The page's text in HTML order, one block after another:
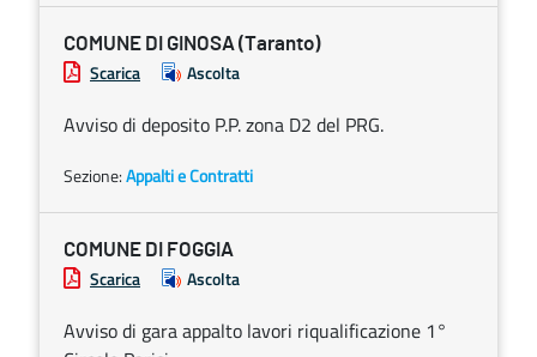
COMUNE DI GINOSA (Taranto)
Scarica Ascolta
Avviso di deposito P.P. zona D2 del PRG.
Sezione:Appalti e Contratti
COMUNE DI FOGGIA
Scarica Ascolta
Avviso di gara appalto lavori riqualificazione 1°